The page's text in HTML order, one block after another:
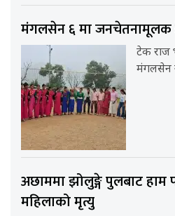
मंगलसेन ६ मा जनचेतनामूलक
टेक राज
मंगलसेन
अछाममा झोलुङ्गे पुलबाट हाम
महिलाको मृत्यु